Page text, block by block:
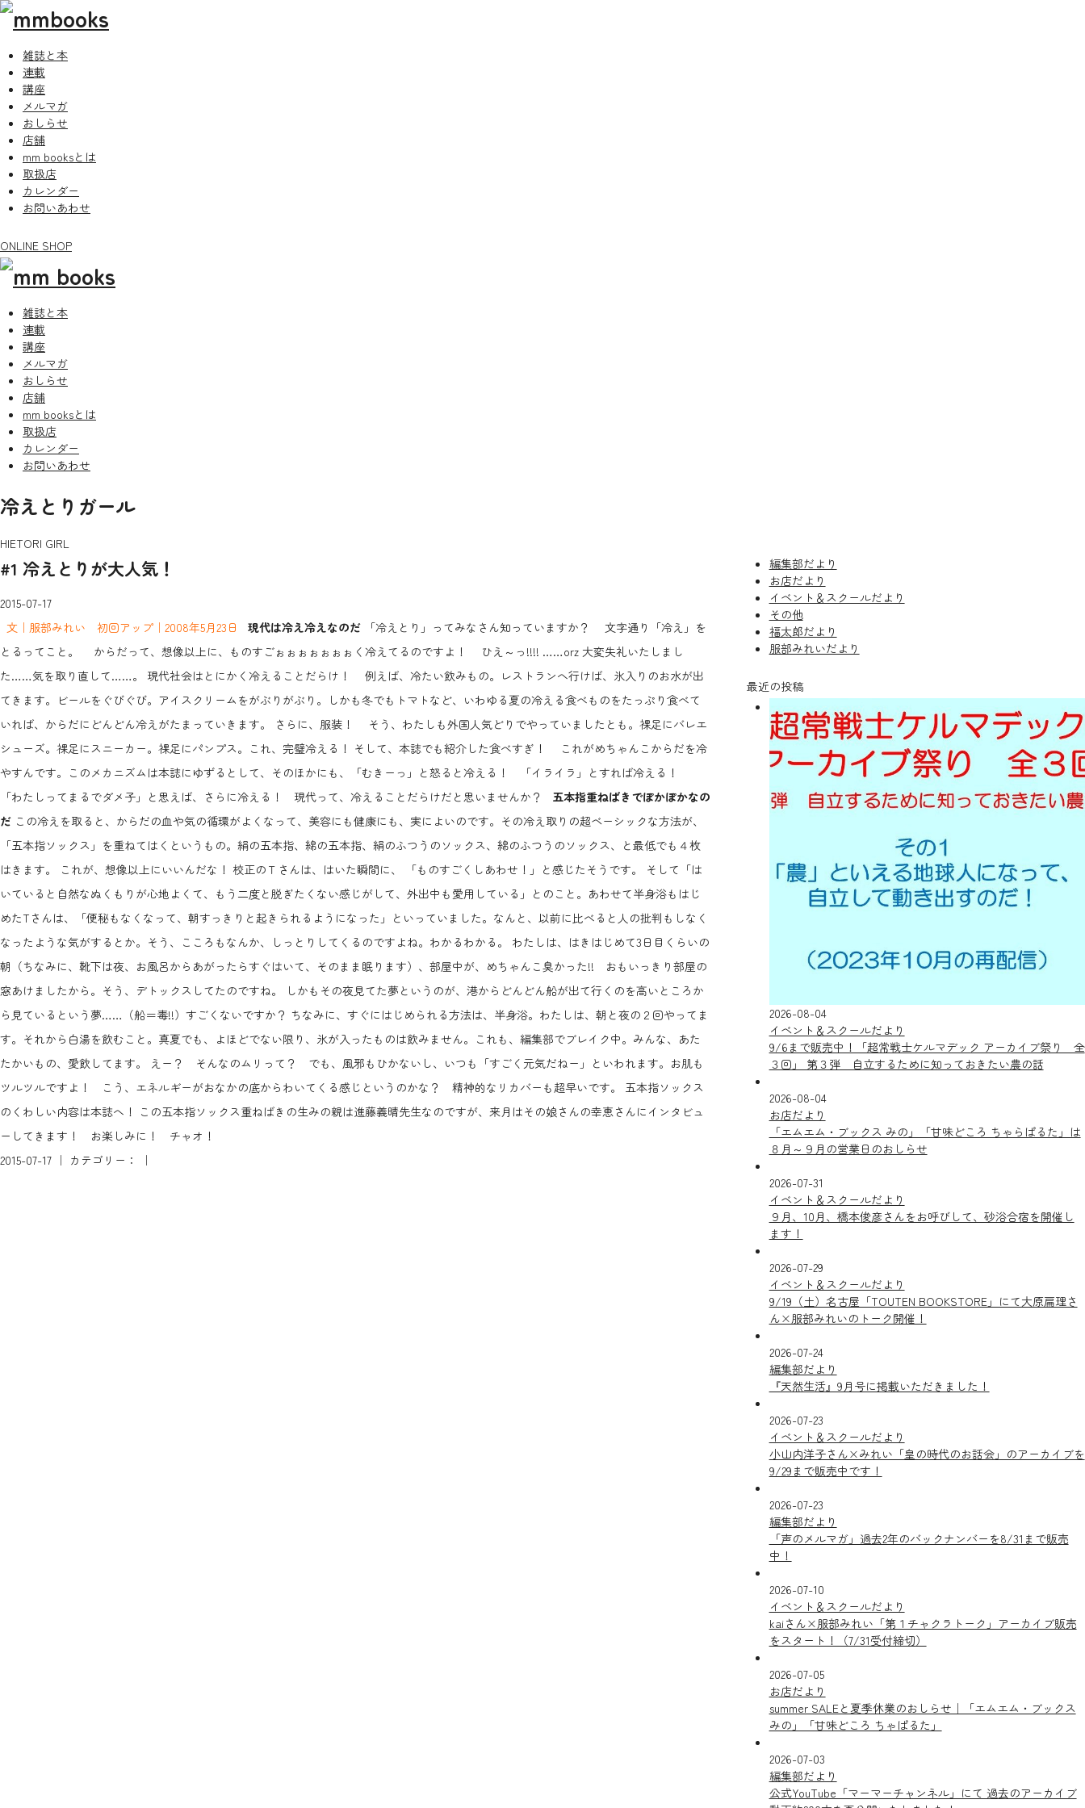
雑誌と本
連載
講座
メルマガ
おしらせ
店舗
mm booksとは
取扱店
カレンダー
お問いあわせ
ONLINE SHOP
雑誌と本
連載
講座
メルマガ
おしらせ
店舗
mm booksとは
取扱店
カレンダー
お問いあわせ
冷えとりガール
HIETORI GIRL
#1 冷えとりが大人気！
2015-07-17
文｜服部みれい 初回アップ｜2008年5月23日
現代は冷え冷えなのだ 「冷えとり」ってみなさん知っていますか？ 文字通り「冷え」を
とるってこと。 からだって、想像以上に、ものすごぉぉぉぉぉぉぉく冷えてるのですよ！ ひえ～っ!!!! ……orz 大変失礼いたしまし
た……気を取り直して……。 現代社会はとにかく冷えることだらけ！ 例えば、冷たい飲みもの。レストランへ行けば、氷入りのお水が出
てきます。ビールをぐびぐび。アイスクリームをがぶりがぶり。しかも冬でもトマトなど、いわゆる夏の冷える食べものをたっぷり食べて
いれば、からだにどんどん冷えがたまっていきます。 さらに、服装！ そう、わたしも外国人気どりでやっていましたとも。裸足にバレエ
シューズ。裸足にスニーカー。裸足にパンプス。これ、完璧冷える！ そして、本誌でも紹介した食べすぎ！ これがめちゃんこからだを冷
やすんです。このメカニズムは本誌にゆずるとして、そのほかにも、「むきーっ」と怒ると冷える！ 「イライラ」とすれば冷える！
「わたしってまるでダメ子」と思えば、さらに冷える！ 現代って、冷えることだらけだと思いませんか？ 五本指重ねばきでぽかぽかなの
だ この冷えを取ると、からだの血や気の循環がよくなって、美容にも健康にも、実によいのです。その冷え取りの超ベーシックな方法が、
「五本指ソックス」を重ねてはくというもの。絹の五本指、綿の五本指、絹のふつうのソックス、綿のふつうのソックス、と最低でも４枚
はきます。 これが、想像以上にいいんだな！ 校正のＴさんは、はいた瞬間に、 「ものすごくしあわせ！」と感じたそうです。 そして「は
いていると自然なぬくもりが心地よくて、もう二度と脱ぎたくない感じがして、外出中も愛用している」とのこと。あわせて半身浴もはじ
めたTさんは、「便秘もなくなって、朝すっきりと起きられるようになった」といっていました。なんと、以前に比べると人の批判もしなく
なったような気がするとか。そう、こころもなんか、しっとりしてくるのですよね。わかるわかる。 わたしは、はきはじめて3日目くらいの
朝（ちなみに、靴下は夜、お風呂からあがったらすぐはいて、そのまま眠ります）、部屋中が、めちゃんこ臭かった!! おもいっきり部屋の
窓あけましたから。そう、デトックスしてたのですね。 しかもその夜見てた夢というのが、港からどんどん船が出て行くのを高いところか
ら見ているという夢……（船＝毒!!）すごくないですか？ ちなみに、すぐにはじめられる方法は、半身浴。わたしは、朝と夜の２回やってま
す。それから白湯を飲むこと。真夏でも、よほどでない限り、氷が入ったものは飲みません。これも、編集部でブレイク中。みんな、あた
たかいもの、愛飲してます。 えー？ そんなのムリって？ でも、風邪もひかないし、いつも「すごく元気だねー」といわれます。お肌も
ツルツルですよ！ こう、エネルギーがおなかの底からわいてくる感じというのかな？ 精神的なリカバーも超早いです。 五本指ソックス
のくわしい内容は本誌へ！ この五本指ソックス重ねばきの生みの親は進藤義晴先生なのですが、来月はその娘さんの幸恵さんにインタビュ
ーしてきます！ お楽しみに！ チャオ！
2015-07-17 ｜ カテゴリー： ｜
編集部だより
お店だより
イベント＆スクールだより
その他
福太郎だより
服部みれいだより
最近の投稿
2026-08-04
イベント＆スクールだより
9/6まで販売中！「超常戦士ケルマデック アーカイブ祭り 全
３回」 第３弾 自立するために知っておきたい農の話
2026-08-04
お店だより
「エムエム・ブックス みの」「甘味どころ ちゃらぱるた」は
８月～９月の営業日のおしらせ
2026-07-31
イベント＆スクールだより
９月、10月、橋本俊彦さんをお呼びして、砂浴合宿を開催し
ます！
2026-07-29
イベント＆スクールだより
9/19（土）名古屋「TOUTEN BOOKSTORE」にて大原扁理さ
ん×服部みれいのトーク開催！
2026-07-24
編集部だより
『天然生活』9月号に掲載いただきました！
2026-07-23
イベント＆スクールだより
小山内洋子さん×みれい「皇の時代のお話会」のアーカイブを
9/29まで販売中です！
2026-07-23
編集部だより
「声のメルマガ」過去2年のバックナンバーを8/31まで販売
中！
2026-07-10
イベント＆スクールだより
kaiさん×服部みれい「第１チャクラトーク」アーカイブ販売
をスタート！（7/31受付締切）
2026-07-05
お店だより
summer SALEと夏季休業のおしらせ｜「エムエム・ブックス
みの」「甘味どころ ちゃぱるた」
2026-07-03
編集部だより
公式YouTube「マーマーチャンネル」にて 過去のアーカイブ